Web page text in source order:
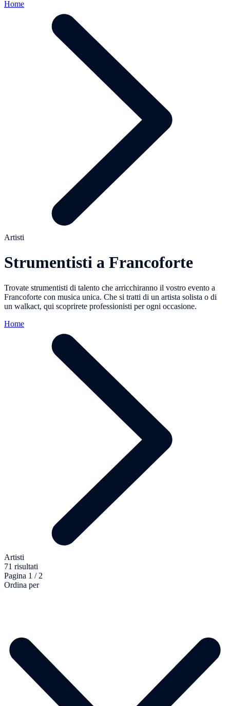
Home
Artisti
Strumentisti a Francoforte
Trovate strumentisti di talento che arricchiranno il vostro evento a
Francoforte con musica unica. Che si tratti di un artista solista o di
un walkact, qui scoprirete professionisti per ogni occasione.
Home
Artisti
71 risultati
Pagina 1 / 2
Ordina per